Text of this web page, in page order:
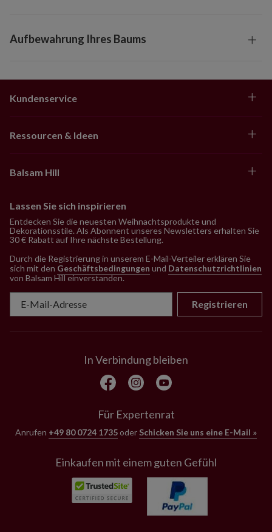
Aufbewahrung Ihres Baums
Kundenservice
Ressourcen & Ideen
Balsam Hill
Lassen Sie sich inspirieren
Entdecken Sie die neuesten Weihnachtsprodukte und
Dekorationsstile. Als Abonnent unseres Newsletters erhalten Sie
30 € Rabatt auf Ihre nächste Bestellung.
Durch die Registrierung in unserem E-Mail-Verteiler erklären Sie
sich mit den Geschäftsbedingungen und Datenschutzrichtlinien
von Balsam Hill einverstanden.
Registrieren
In Verbindung bleiben
Für Expertenrat
Anrufen +49 80 0724 1735oder Schicken Sie uns eine E-Mail »
Einkaufen mit einem guten Gefühl